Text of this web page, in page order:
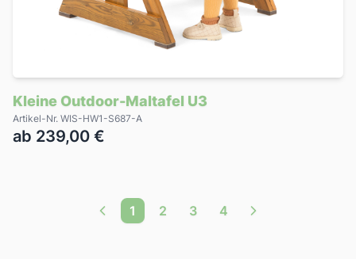
Kleine Outdoor-Maltafel U3
Artikel-Nr. WIS-HW1-S687-A
ab 239,00 €
1 2 3 4